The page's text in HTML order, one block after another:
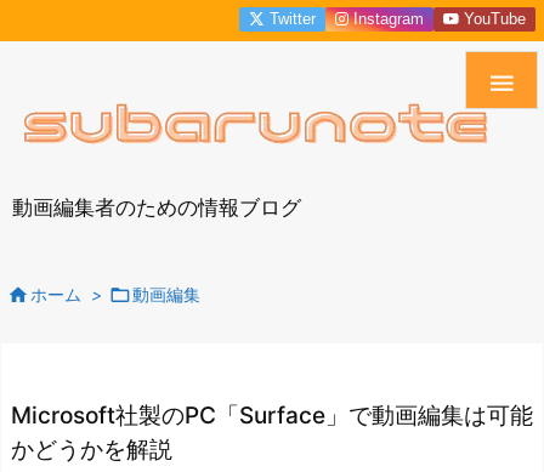
動画編集者のための情報ブログ

Twitter Instagram YouTube
 ホーム > 動画編集
Microsoft社製のPC「Surface」で動画編集は可能
かどうかを解説